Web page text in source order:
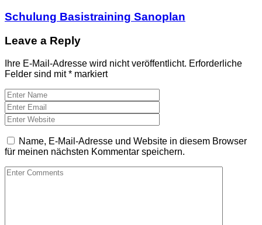
Schulung Basistraining Sanoplan
Leave a Reply
Ihre E-Mail-Adresse wird nicht veröffentlicht. Erforderliche
Felder sind mit* markiert
Name, E-Mail-Adresse und Website in diesem Browser
für meinen nächsten Kommentar speichern.